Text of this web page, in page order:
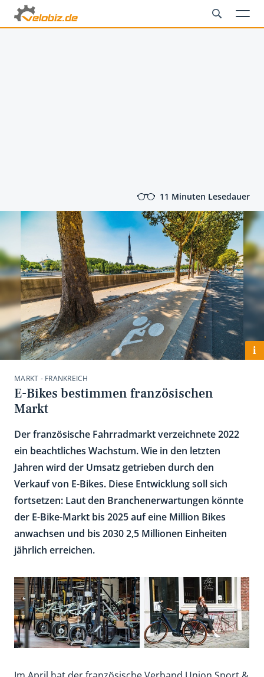
11 Minuten Lesedauer
i
MARKT - FRANKREICH
E-Bikes bestimmen französischen
Markt
Der französische Fahrradmarkt verzeichnete 2022
ein beachtliches Wachstum. Wie in den letzten
Jahren wird der Umsatz getrieben durch den
Verkauf von E-Bikes. Diese Entwicklung soll sich
fortsetzen: Laut den Branchenerwartungen könnte
der E-Bike-Markt bis 2025 auf eine Million Bikes
anwachsen und bis 2030 2,5 Millionen Einheiten
jährlich erreichen.